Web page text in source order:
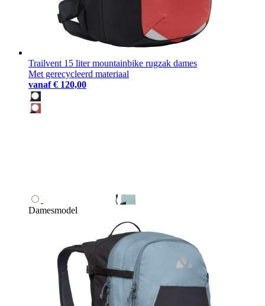
Trailvent 15 liter mountainbike rugzak dames
Met gerecycleerd materiaal
vanaf € 120,00
Damesmodel